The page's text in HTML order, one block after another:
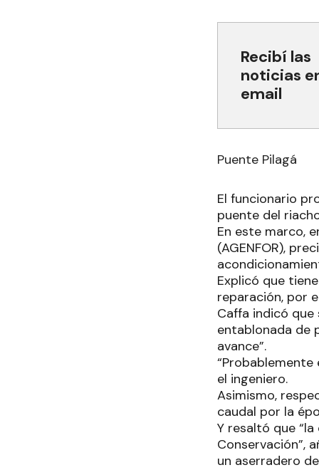
Recibí las
noticias
email
Puente Pilagá
El funcionario
puente del
En este marco,
(AGENFOR),
Explicó que
reparación, por
Caffa indicó
entablonada de
avance”.
el ingeniero.
Asimismo,
caudal por la
Y resaltó que
Conservación”,
un aserradero